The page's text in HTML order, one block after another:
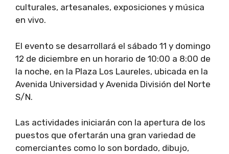
culturales, artesanales, exposiciones y música
en vivo.
El evento se desarrollará el sábado 11 y domingo
12 de diciembre en un horario de 10:00 a 8:00 de
la noche, en la Plaza Los Laureles, ubicada en la
Avenida Universidad y Avenida División del Norte
S/N.
Las actividades iniciarán con la apertura de los
puestos que ofertarán una gran variedad de
comerciantes como lo son bordado, dibujo,